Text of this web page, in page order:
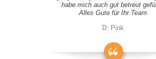
habe mich auch gut betreut
Alles Gute für Ihr Team
D. Pink